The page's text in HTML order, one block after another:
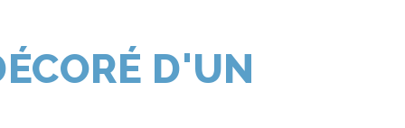
D'UN